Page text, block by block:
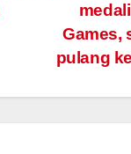
Games,
pulang